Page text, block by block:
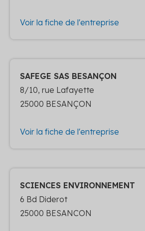
Voir la fiche de l'entreprise
SAFEGE SAS BESANÇON
8/10, rue Lafayette
25000 BESANÇON
Voir la fiche de l'entreprise
SCIENCES ENVIRONNEMENT
6 Bd Diderot
25000 BESANCON